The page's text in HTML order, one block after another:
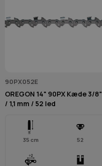
90PX052E
OREGON 14" 90PX Kæde 3/8"
/ 1,1 mm / 52 led
35 cm 52